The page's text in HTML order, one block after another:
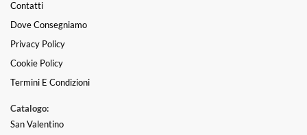
Contatti
Dove Consegniamo
Privacy Policy
Cookie Policy
Termini E Condizioni
Catalogo:
San Valentino